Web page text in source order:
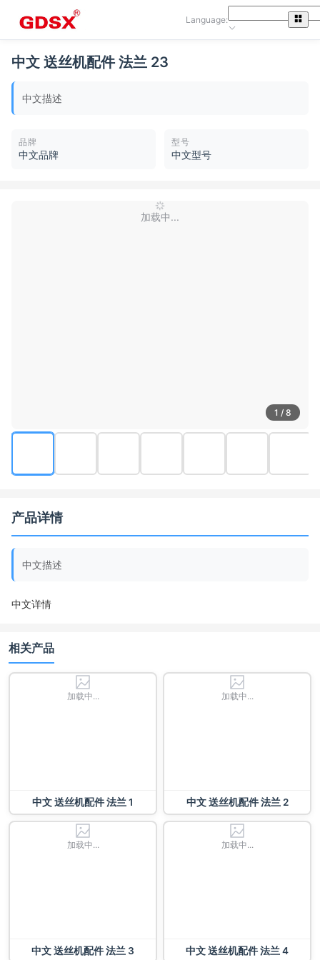
Language:
中文 送丝机配件 法兰 23
中文描述
品牌
中文品牌
型号
中文型号
加载中...
1 / 8
产品详情
中文描述
中文详情
相关产品
加载中...
中文 送丝机配件 法兰 1
加载中...
中文 送丝机配件 法兰 2
加载中...
中文 送丝机配件 法兰 3
加载中...
中文 送丝机配件 法兰 4